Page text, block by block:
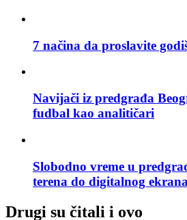
7 načina da proslavite
Navijači iz predgrađa
fudbal kao analitičari
Slobodno vreme u
terena do digitalnog ekrana
Drugi su čitali i ovo